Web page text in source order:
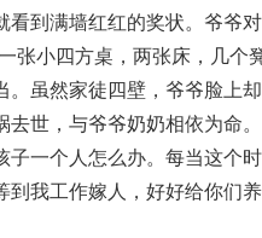
到满墙红红的奖状。爷爷
张小四方桌，两张床，几个
。虽然家徒四壁，爷爷脸上
去世，与爷爷奶奶相依为命
子一个人怎么办。每当这个
到我工作嫁人，好好给你们